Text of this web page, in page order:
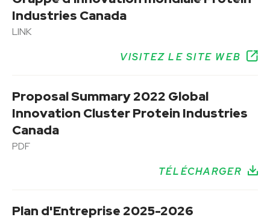
Industries Canada
LINK
VISITEZ LE SITE WEB
Proposal Summary 2022 Global
Innovation Cluster Protein Industries
Canada
PDF
TÉLÉCHARGER
Plan d'Entreprise 2025-2026